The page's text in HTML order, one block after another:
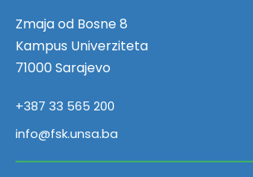
Zmaja od Bosne 8
Kampus Univerziteta
71000 Sarajevo
+387 33 565 200
info@fsk.unsa.ba